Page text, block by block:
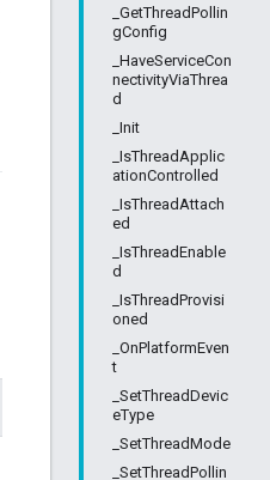
_GetThreadPollin
gConfig
_HaveServiceCon
nectivityViaThrea
d
_Init
_IsThreadApplic
ationControlled
_IsThreadAttach
ed
_IsThreadEnable
d
_IsThreadProvisi
oned
_OnPlatformEven
t
_SetThreadDevic
eType
_SetThreadMode
_SetThreadPollin